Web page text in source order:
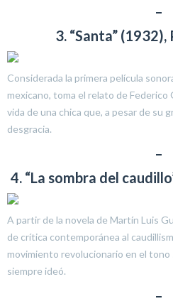
–
3. “Santa”
Considerada la primera película
mexicano, toma el relato de Federico
vida de una chica que, a pesar de su
desgracia.
–
4. “La sombra del
A partir de la novela de Martín Luis
de crítica contemporánea al
movimiento revolucionario en el
siempre ideó.
–